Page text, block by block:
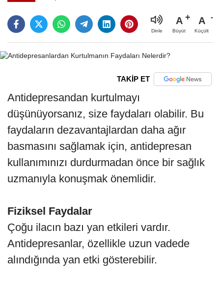
Dinle
A
Büyüt
A
Küçült
TAKİP ET
Antidepresandan kurtulmayı
düşünüyorsanız, size faydaları olabilir. Bu
faydaların dezavantajlardan daha ağır
basmasını sağlamak için, antidepresan
kullanımınızı durdurmadan önce bir sağlık
uzmanıyla konuşmak önemlidir.
Fiziksel Faydalar
Çoğu ilacın bazı yan etkileri vardır.
Antidepresanlar, özellikle uzun vadede
alındığında yan etki gösterebilir.